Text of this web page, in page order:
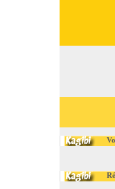
Votre
Résultats